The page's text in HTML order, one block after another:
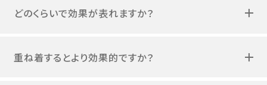
どのくらいで効果が表れますか？
重ね着するとより効果的ですか？